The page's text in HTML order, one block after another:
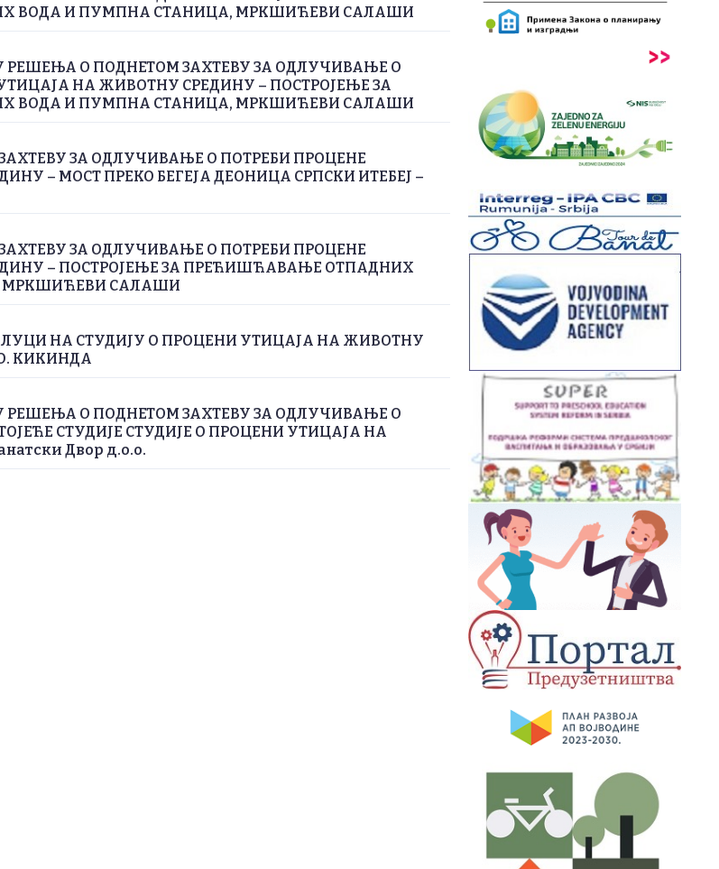
ВОДА И ПУМПНА СТАНИЦА, МРКШИЋЕВИ САЛАШИ
О ПОДНЕТОМ ЗАХТЕВУ ЗА ОДЛУЧИВАЊЕ О
НА ЖИВОТНУ СРЕДИНУ – ПОСТРОЈЕЊЕ ЗА
ВОДА И ПУМПНА СТАНИЦА, МРКШИЋЕВИ САЛАШИ
ЗА ОДЛУЧИВАЊЕ О ПОТРЕБИ ПРОЦЕНЕ
– МОСТ ПРЕКО БЕГЕЈА ДЕОНИЦА СРПСКИ ИТЕБЕЈ –
ЗА ОДЛУЧИВАЊЕ О ПОТРЕБИ ПРОЦЕНЕ
– ПОСТРОЈЕЊЕ ЗА ПРЕЋИШЋАВАЊЕ ОТПАДНИХ
МРКШИЋЕВИ САЛАШИ
НА СТУДИЈУ О ПРОЦЕНИ УТИЦАЈА НА ЖИВОТНУ
КИКИНДА
О ПОДНЕТОМ ЗАХТЕВУ ЗА ОДЛУЧИВАЊЕ О
СТУДИЈЕ СТУДИЈЕ О ПРОЦЕНИ УТИЦАЈА НА
Двор д.о.о.